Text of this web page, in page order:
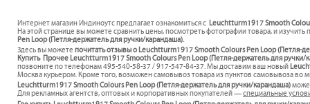
Интернет магазин Индиноутс предлагает ознакомиться с Leuchtturm1917 Smooth
На этой странице вы можете сравнить цены, посмотреть фотографии товара, и
Pen Loop (Петля-держатель для ручки/карандаша).
Здесь вы можете почитать отзывы о Leuchtturm1917 Smooth Colours Pen Loop (Петля-
Купить Прочее Leuchtturm1917 Smooth Colours Pen Loop (Петля-держатель для ручки/
позвоните по телефонам 495-540-58-37 / 917-547-84-37. Мы доставим ваш новый
Москва курьером. Кроме того, возможен самовывоз товара из пунктов самовывоза во
Leuchtturm1917 Smooth Colours Pen Loop (Петля-держатель для ручки/карандаша)
Для рекламных агентств, оптовых и корпоративных покупателей —специальные